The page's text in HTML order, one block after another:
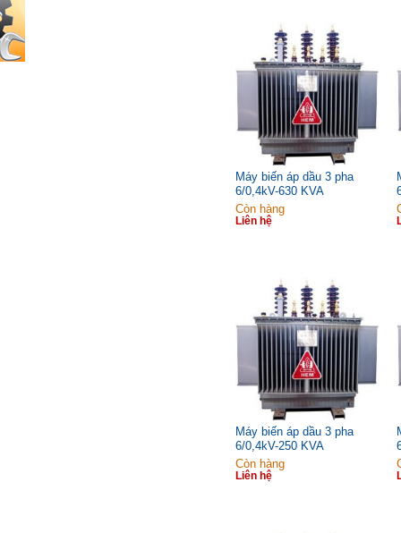
Máy biến áp dầu 3 pha
6/0,4kV-630 KVA
Còn hàng
Liên hệ
Máy biến áp dầu 3 pha
6/0,4kV-250 KVA
Còn hàng
Liên hệ